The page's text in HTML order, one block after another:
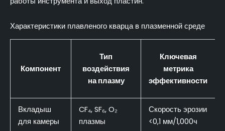
Характеристики плавленого кварца в плазменной среде
Компонент
Тип
воздействия
на плазму
Ключевая
метрика
эффективности
Вкладыш
для камеры
CF₄, SF₆, O₂
плазмы
Скорость эрозии
<0,1 мм/1,000ч